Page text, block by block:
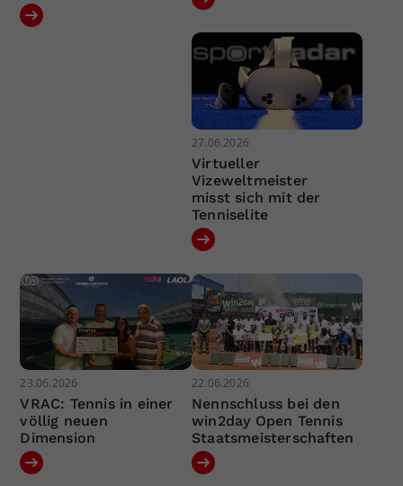
27.06.2026
Virtueller
Vizeweltmeister
misst sich mit der
Tenniselite
23.06.2026
VRAC: Tennis in einer
völlig neuen
Dimension
22.06.2026
Nennschluss bei den
win2day Open Tennis
Staatsmeisterschaften